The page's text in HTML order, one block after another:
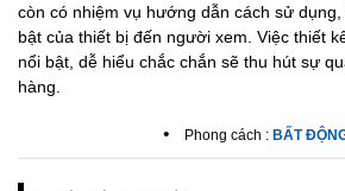
còn có nhiệm vụ hướng dẫn cách sử
bật của thiết bị đến người xem. Việc thiết
nổi bật, dễ hiểu chắc chắn sẽ thu hút sự
hàng.
• Phong cách : BẤT